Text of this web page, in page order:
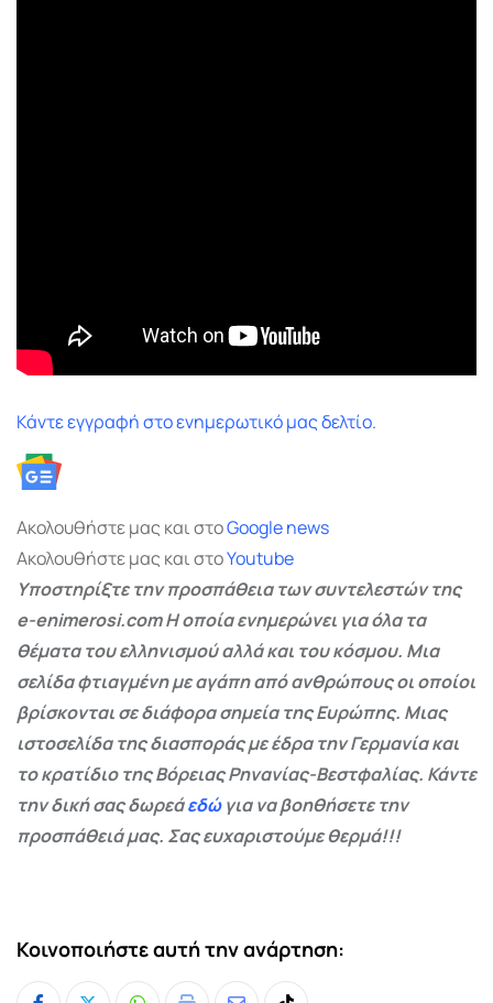
Κάντε εγγραφή στο ενημερωτικό μας δελτίο.
Ακολουθήστε μας και στοGooglenews
Ακολουθήστε μας και στοYoutube
Υποστηρίξτε την προσπάθεια των συντελεστών της
e-enimerosi.com Η οποία ενημερώνει για όλα τα
θέματα του ελληνισμού αλλά και του κόσμου. Μια
σελίδα φτιαγμένη με αγάπη από ανθρώπους οι οποίοι
βρίσκονται σε διάφορα σημεία της Ευρώπης. Μιας
ιστοσελίδα της διασποράς με έδρα την Γερμανία και
το κρατίδιο της Βόρειας Ρηνανίας-Βεστφαλίας. Κάντε
την δική σας δωρεάεδώγια να βοηθήσετε την
προσπάθειά μας. Σας ευχαριστούμε θερμά!!!
Κοινοποιήστε αυτή την ανάρτηση: